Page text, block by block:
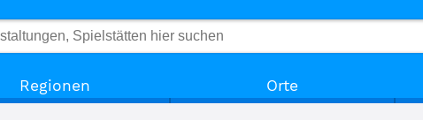
Regionen Orte